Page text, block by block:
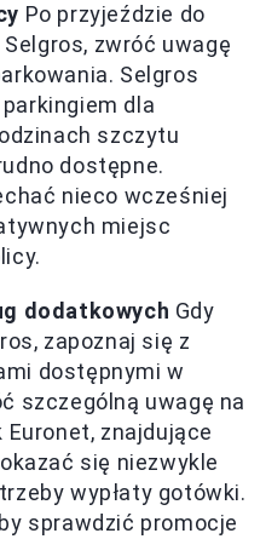
Po przyjeździe do
zwróć uwagę
Selgros
dla
szczytu
dostępne.
nieco wcześniej
miejsc
dodatkowych Gdy
zapoznaj się z
dostępnymi w
szczególną uwagę na
znajdujące
się niezwykle
wypłaty gotówki.
sprawdzić promocje